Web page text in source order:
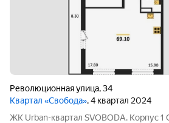
Революционная улица,34
Квартал «Свобода», 4 квартал 2024
ЖК Urban-квартал SVOBODA. Корпус 1 СДАН!